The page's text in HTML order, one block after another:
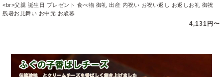
<br>父親 誕生日 プレゼント 食べ物 御礼 出産 内祝い お祝い返し お返しお礼 御祝
残暑お見舞い お中元 お歳暮
4,131円〜